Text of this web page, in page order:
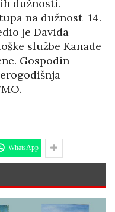
dužnosti.
na dužnost 14.
je Davida
službe Kanade
Gospodin
WhatsApp